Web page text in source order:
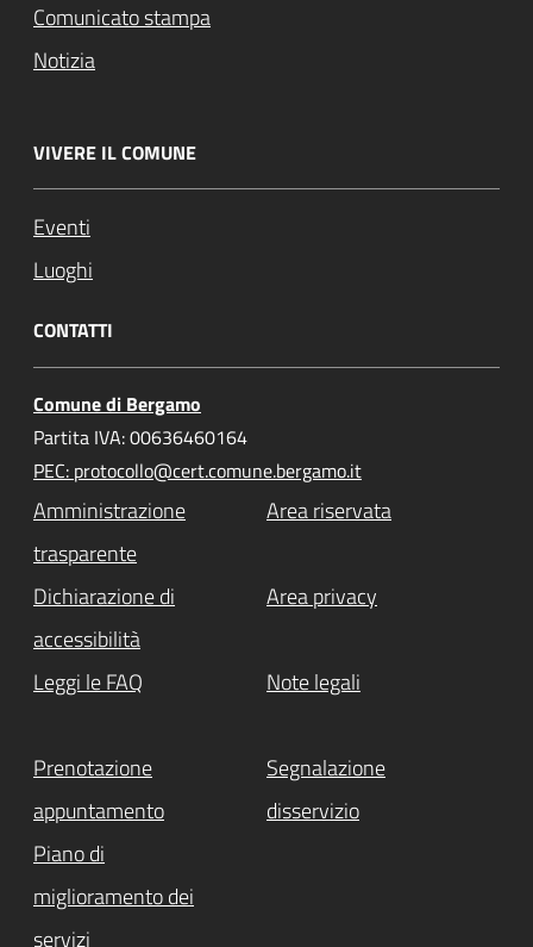
Comunicato stampa
Notizia
VIVERE IL COMUNE
Eventi
Luoghi
CONTATTI
Comune di Bergamo
Partita IVA: 00636460164
PEC: protocollo@cert.comune.bergamo.it
Amministrazione
trasparente
Area riservata
Dichiarazione di
accessibilità
Area privacy
Leggi le FAQ Note legali
Prenotazione
appuntamento
Segnalazione
disservizio
Piano di
miglioramento dei
servizi